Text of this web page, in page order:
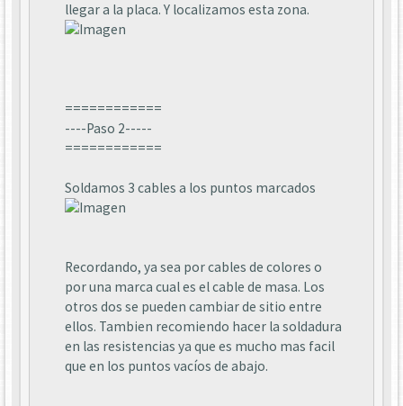
llegar a la placa. Y localizamos esta zona.
============
----Paso 2-----
============
Soldamos 3 cables a los puntos marcados
Recordando, ya sea por cables de colores o
por una marca cual es el cable de masa. Los
otros dos se pueden cambiar de sitio entre
ellos. Tambien recomiendo hacer la soldadura
en las resistencias ya que es mucho mas facil
que en los puntos vacíos de abajo.